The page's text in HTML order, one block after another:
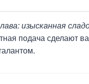
изысканная
подача сделают